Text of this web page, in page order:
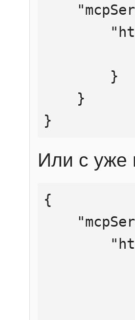
}
Или с уже
{